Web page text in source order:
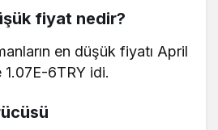
fiyat nedir?
en düşük fiyatı April
6TRY idi.